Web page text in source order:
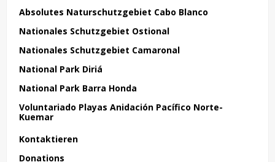
Absolutes Naturschutzgebiet Cabo Blanco
Nationales Schutzgebiet Ostional
Nationales Schutzgebiet Camaronal
National Park Diriá
National Park Barra Honda
Voluntariado Playas Anidación Pacífico Norte-
Kuemar
Kontaktieren
Donations